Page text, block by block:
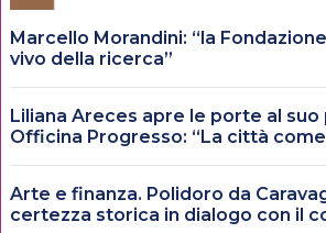
Marcello Morandini: “la
vivo della ricerca”
Liliana Areces apre le porte al suo
Officina Progresso: “La città
Arte e finanza. Polidoro da
certezza storica in dialogo con il